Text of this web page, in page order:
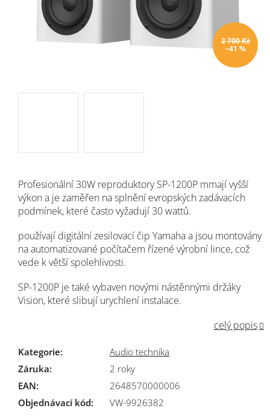
2 700 Kč
–41 %
Profesionální 30W reproduktorySP-1200P mmají vyšší
výkon a je zaměřen na splnění evropských zadávacích
podmínek, které často vyžadují 30 wattů.
používají digitální zesilovací čip Yamaha a jsou montovány
na automatizované počítačem řízené výrobní lince, což
vede k větší spolehlivosti.
SP-1200P je také vybaven novými nástěnnými držáky
Vision, které slibují urychlení instalace.
celý popis
Kategorie:
Audio technika
Záruka:
2 roky
EAN:
2648570000006
Objednávací kód:
VW-9926382